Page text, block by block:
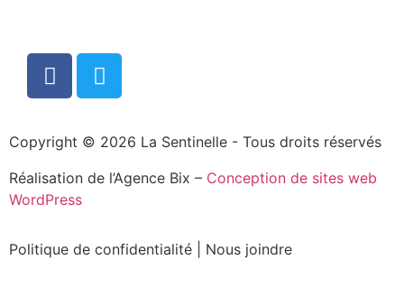
Copyright © 2026 La Sentinelle - Tous droits réservés
Réalisation de l’Agence Bix – Conception de sites web
WordPress
Politique de confidentialité Nous joindre